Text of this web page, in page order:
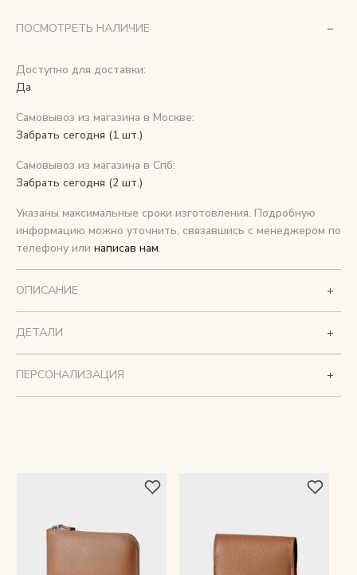
О нас
Контакты
Мы в соцсетях:
+ 7 (812) 748-24-46
ПОСМОТРЕТЬ НАЛИЧИЕ
Доступно для доставки:
Да
Самовывоз из магазина в Москве:
Забрать сегодня (1 шт.)
Самовывоз из магазина в Спб:
Забрать сегодня (2 шт.)
Указаны максимальные сроки изготовления. Подробную
информацию можно уточнить, связавшись с менеджером по
телефону или написав нам.
ОПИСАНИЕ
ДЕТАЛИ
ПЕРСОНАЛИЗАЦИЯ